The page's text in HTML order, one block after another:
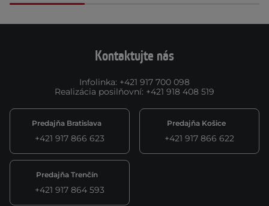
Kontaktujte nás
Infolinka: +421 917 700 098
Realizácia posilňovní: +421 918 408 519
Predajňa Bratislava
+421 917 866 623
Predajňa Košice
+421 917 866 622
Predajňa Trenčín
+421 917 864 593